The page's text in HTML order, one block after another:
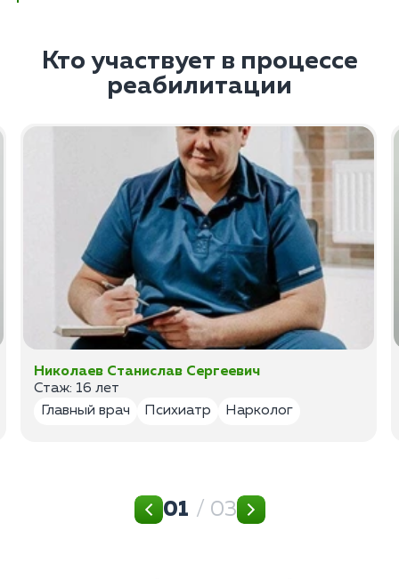
Кто участвует в процессе
реабилитации
Николаев Станислав Сергеевич
Стаж: 16 лет
Главный врач
Психиатр Нарколог
01 / 03